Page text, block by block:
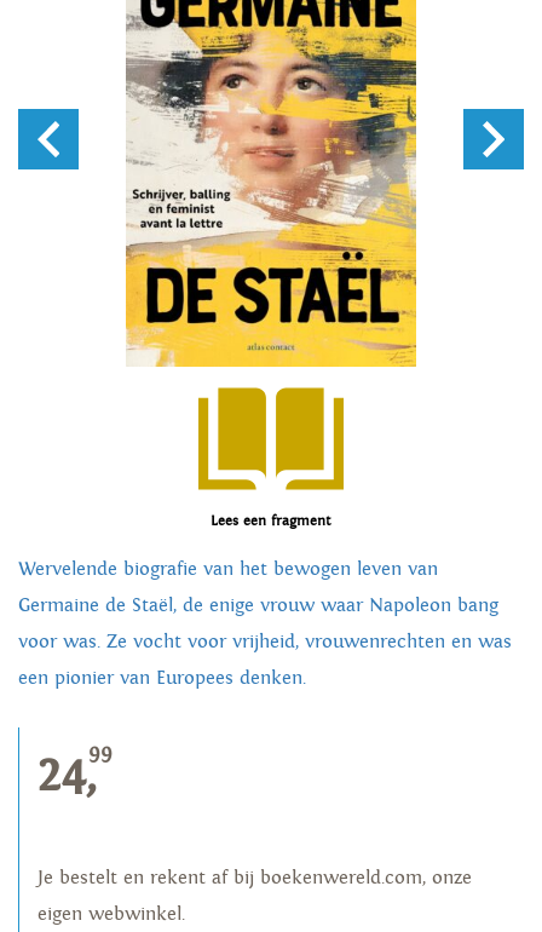
Lees een fragment
Wervelende biografie van het bewogen leven van
Germaine de Staël, de enige vrouw waar Napoleon bang
voor was. Ze vocht voor vrijheid, vrouwenrechten en was
een pionier van Europees denken.
24,99
Je bestelt en rekent af bij boekenwereld.com, onze
eigen webwinkel.